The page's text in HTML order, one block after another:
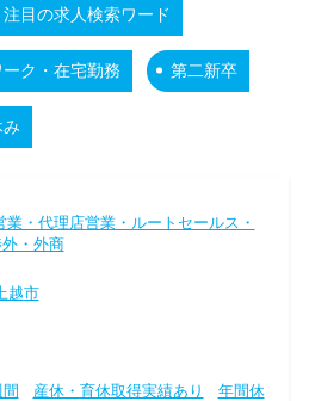
注目の求人検索ワード
ーク・在宅勤務 第二新卒
み
業・代理店営業・ルートセールス・
・外商
上越市
間 産休・育休取得実績あり
年間休